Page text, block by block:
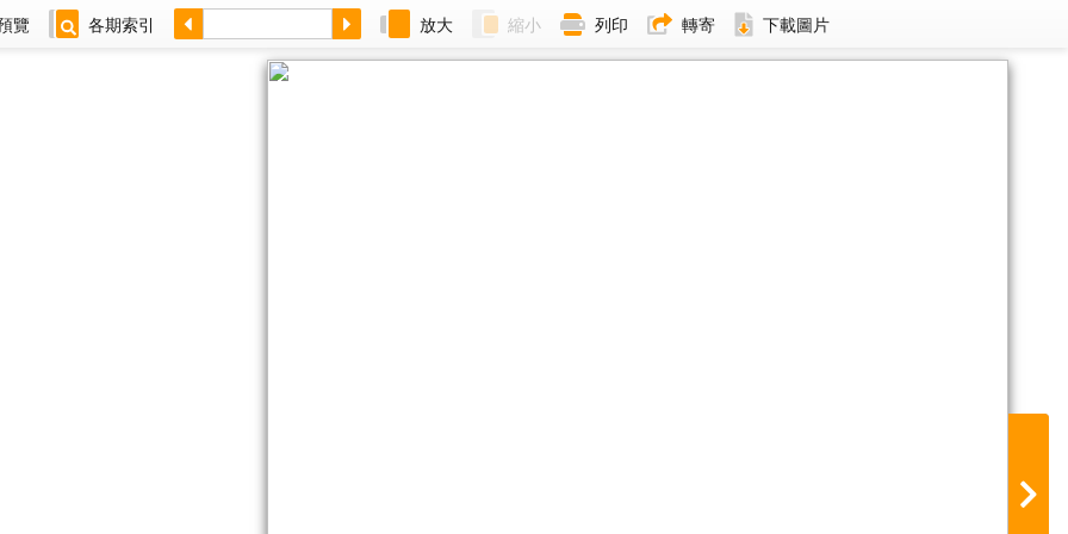
覽 各期索引 放大 縮小 列印 轉寄 下載圖片